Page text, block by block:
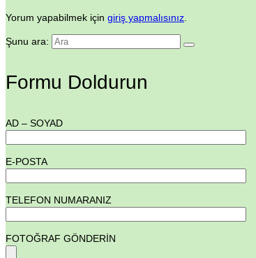
Yorum yapabilmek için giriş yapmalısınız
Şunu ara:
Formu Doldurun
AD – SOYAD
E-POSTA
TELEFON NUMARANIZ
FOTOĞRAF GÖNDERİN